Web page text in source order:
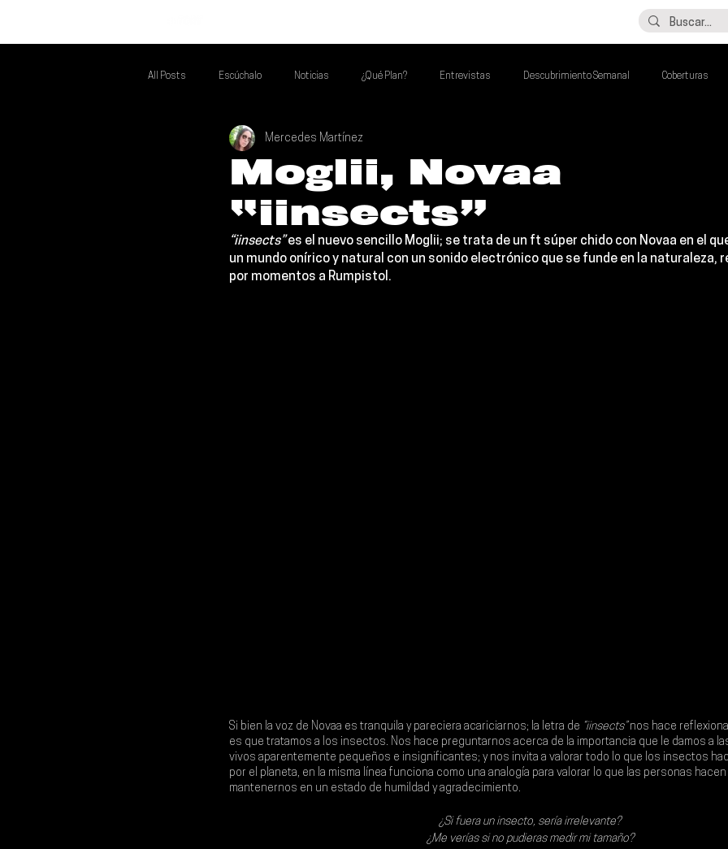
All Posts Escúchalo Noticias ¿Qué Plan? Entrevistas Descubrimiento Semanal Coberturas
Si Te Gusta... Te Recomendamos A... Talento Mexa Que Debes Escuchar
Poder Latino Que Descubrir Mejores de la Semana Talento Mexa Semanal
Moglii, Novaa
“iinsects”
Mercedes Martínez
“iinsects” es el nuevo sencillo Moglii; se trata de un ft súper chido con Novaa en el
un mundo onírico y natural con un sonido electrónico que se funde en la naturaleza,
por momentos a Rumpistol.
Si bien la voz de Novaa es tranquila y pareciera acariciarnos; la letra de “iinsects” nos hace
es que tratamos a los insectos. Nos hace preguntarnos acerca de la importancia que le damos a
vivos aparentemente pequeños e insignificantes; y nos invita a valorar todo lo que los insectos
por el planeta, en la misma línea funciona como una analogía para valorar lo que las personas
mantenernos en un estado de humildad y agradecimiento.
¿Si fuera un insecto, sería irrelevante?
¿Me verías si no pudieras medir mi tamaño?